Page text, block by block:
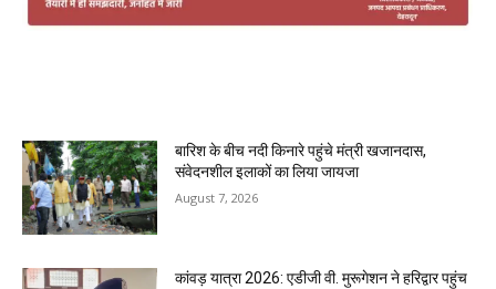
बारिश के बीच नदी किनारे पहुंचे मंत्री खजानदास,
संवेदनशील इलाकों का लिया जायजा
August 7, 2026
कांवड़ यात्रा 2026: एडीजी वी. मुरूगेशन ने हरिद्वार पहुंच